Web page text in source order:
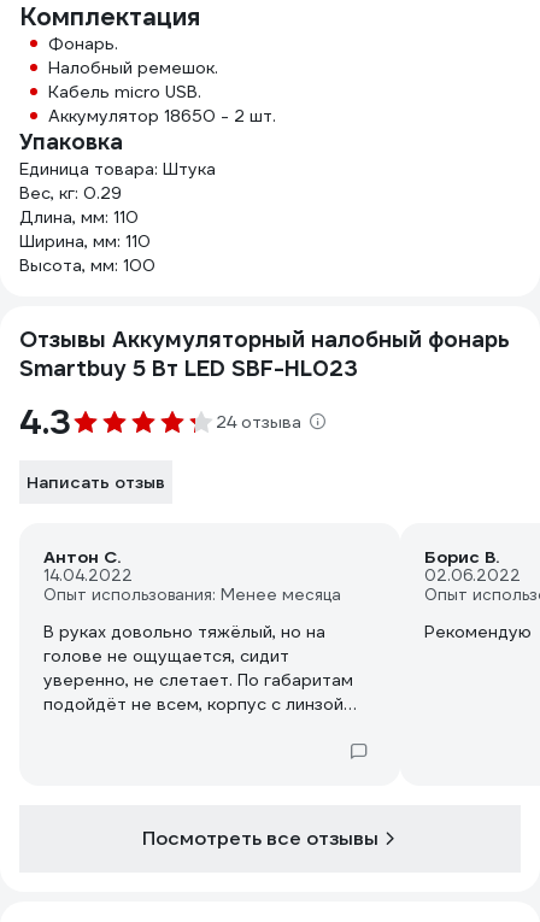
Комплектация
Фонарь.
Налобный ремешок.
Кабель micro USB.
Аккумулятор 18650 - 2 шт.
Упаковка
Единица товара: Штука
Вес, кг: 0.29
Длина, мм: 110
Ширина, мм: 110
Высота, мм: 100
Отзывы Аккумуляторный налобный фонарь
Smartbuy 5 Вт LED SBF-HL023
4.3 24 отзыва
Написать отзыв
Антон С.
14.04.2022
Опыт использования: Менее месяца
В руках довольно тяжёлый, но на
голове не ощущается, сидит
уверенно, не слетает. По габаритам
подойдёт не всем, корпус с линзой
дает на ближней дистанции точечный,
на заявленные 400 метров пробьёт
Борис В.
02.06.2022
Опыт
Рекомендую
Посмотреть все отзывы